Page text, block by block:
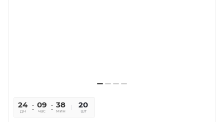
24
дн
09
час
38
мин
14
сек
20
шт